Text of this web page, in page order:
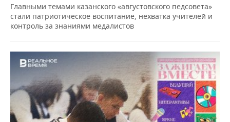
Главными темами казанского «августовского педсовета»
стали патриотическое воспитание, нехватка учителей и
контроль за знаниями медалистов